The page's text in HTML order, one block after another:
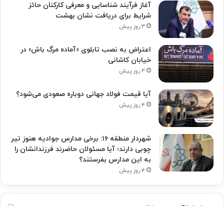
آغاز فرآیند شناسایی و معرفی کارکنان حائز
شرایط برای دریافت نشان بهشت
۳ روز پیش
اعتراض به نصب تابلوی «آماده مرگ باش» در
خیابان کاشانی
۳ روز پیش
آیا قیمت فولاد جهانی دوباره صعودی می‌شود؟
۴ روز پیش
شهردار منطقه ۱۶: برخی مدارس جوادیه هنوز تیر
چوبی دارند؛ آیا مسئولان حاضرند فرزندانشان را
به این مدارس بفرستند؟
۴ روز پیش